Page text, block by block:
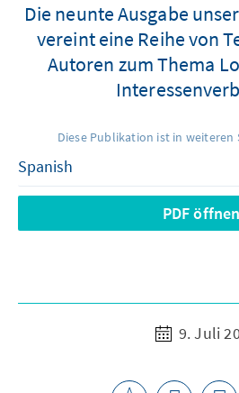
Die neunte Ausgabe
vereint eine Reihe von
Autoren zum Thema
Diese Publikation ist in weiteren
PDF öffnen
9. Juli